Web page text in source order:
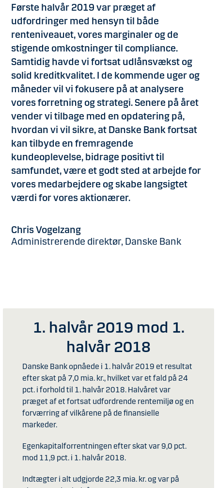
Første halvår 2019 var præget af
udfordringer med hensyn til både
renteniveauet, vores marginaler og de
stigende omkostninger til compliance.
Samtidig havde vi fortsat udlånsvækst og
solid kreditkvalitet. I de kommende uger og
måneder vil vi fokusere på at analysere
vores forretning og strategi. Senere på året
vender vi tilbage med en opdatering på,
hvordan vi vil sikre, at Danske Bank fortsat
kan tilbyde en fremragende
kundeoplevelse, bidrage positivt til
samfundet, være et godt sted at arbejde for
vores medarbejdere og skabe langsigtet
værdi for vores aktionærer.
Chris Vogelzang
Administrerende direktør, Danske Bank
1. halvår 2019 mod 1.
halvår 2018
Danske Bank opnåede i 1. halvår 2019 et resultat
efter skat på 7,0 mia. kr., hvilket var et fald på 24
pct. i forhold til 1. halvår 2018. Halvåret var
præget af et fortsat udfordrende rentemiljø og en
forværring af vilkårene på de finansielle
markeder.
Egenkapitalforrentningen efter skat var 9,0 pct.
mod 11,9 pct. i 1. halvår 2018.
Indtægter i alt udgjorde 22,3 mia. kr. og var på